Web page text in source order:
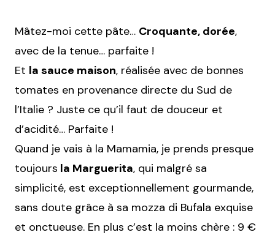
Mâtez-moi cette pâte… Croquante, dorée,
avec de la tenue… parfaite !
Et la sauce maison, réalisée avec de bonnes
tomates en provenance directe du Sud de
l’Italie ? Juste ce qu’il faut de douceur et
d’acidité… Parfaite !
Quand je vais à la Mamamia, je prends presque
toujours la Marguerita, qui malgré sa
simplicité, est exceptionnellement gourmande,
sans doute grâce à sa mozza di Bufala exquise
et onctueuse. En plus c’est la moins chère : 9 €